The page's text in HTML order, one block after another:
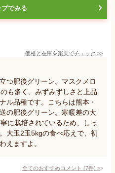
プでみる
価格と在庫を楽天でチェック >>
つ肥後グリーン。マスクメロ
も多く、みずみずしさと上品
ル品種です。こちらは熊本・
の肥後グリーン。寒暖差の大
に栽培されているため、しっ
大玉2玉5kgの食べ応えで、初
えますよ。
全てのおすすめコメント (7件) >